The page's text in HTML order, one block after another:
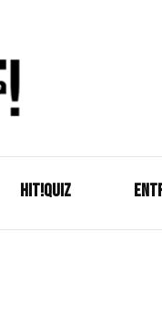
HIT!Quiz